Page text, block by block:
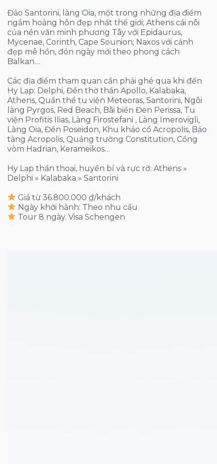
Đảo Santorini, làng Oia, một trong những địa điểm
ngắm hoàng hôn đẹp nhất thế giới; Athens cái nôi
của nền văn minh phương Tây với Epidaurus,
Mycenae, Corinth, Cape Sounion; Naxos với cảnh
đẹp mê hồn, đón ngày mới theo phong cách
Balkan…
Các địa điểm tham quan cần phải ghé qua khi đến
Hy Lạp: Delphi, Đền thờ thần Apollo, Kalabaka,
Athens, Quần thể tu viện Meteoras, Santorini, Ngôi
làng Pyrgos, Red Beach, Bãi biển Đen Perissa, Tu
viện Profitis Ilias, Làng Firostefani , Làng Imerovigli,
Làng Oia, Đền Poseidon, Khu khảo cổ Acropolis, Bảo
tàng Acropolis, Quảng trường Constitution, Cổng
vòm Hadrian, Kerameikos…
Hy Lạp thần thoại, huyền bí và rực rỡ: Athens »
Delphi » Kalabaka » Santorini
Giá từ 36.800.000 ₫/khách
Ngày khởi hành: Theo nhu cầu
Tour 8 ngày. Visa Schengen